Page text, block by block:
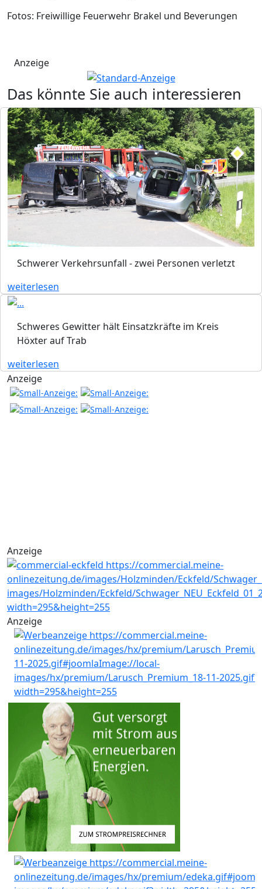
Fotos: Freiwillige Feuerwehr Brakel und Beverungen
Anzeige
Das könnte Sie auch interessieren
Schwerer Verkehrsunfall - zwei Personen verletzt
weiterlesen
Schweres Gewitter hält Einsatzkräfte im Kreis
Höxter auf Trab
weiterlesen
Anzeige
Anzeige
Anzeige